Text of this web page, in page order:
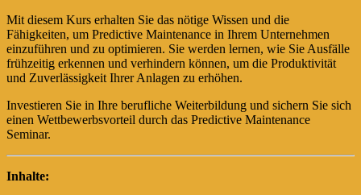
Mit diesem Kurs erhalten Sie das nötige Wissen und die
Fähigkeiten, um Predictive Maintenance in Ihrem Unternehmen
einzuführen und zu optimieren. Sie werden lernen, wie Sie Ausfälle
frühzeitig erkennen und verhindern können, um die Produktivität
und Zuverlässigkeit Ihrer Anlagen zu erhöhen.
Investieren Sie in Ihre berufliche Weiterbildung und sichern Sie sich
einen Wettbewerbsvorteil durch das Predictive Maintenance
Seminar.
Inhalte: